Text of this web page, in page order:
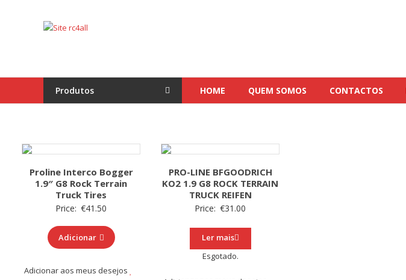
Site
Absima,
Carson
marcas
Produtos HOME QUEM SOMOS CONTACTOS
Proline Interco Bogger
1.9″ G8 Rock Terrain
Truck Tires
Price: €41.50
Adicionar
Adicionar aos meus desejos
PRO-LINE BFGOODRICH
KO2 1.9 G8 ROCK TERRAIN
TRUCK REIFEN
Price: €31.00
Ler mais
Esgotado.